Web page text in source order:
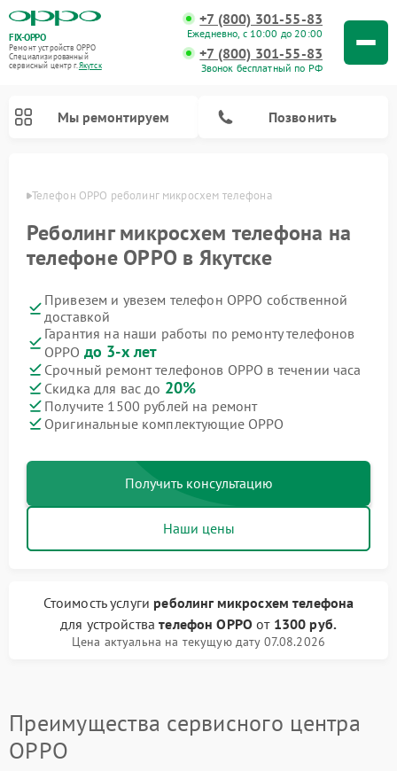
FIX-OPPO
Ремонт устройств OPPO
Специализированный
cервисный центр г.Якутск
+7 (800) 301-55-83
Ежедневно, с 10:00 до 20:00
+7 (800) 301-55-83
Звонок бесплатный по РФ
Мы ремонтируем Позвонить
Телефон OPPO реболинг микросхем телефона
Реболинг микросхем телефона на
телефоне OPPO в Якутске
Привезем и увезем телефон OPPO собственной
доставкой
Гарантия на наши работы по ремонту телефонов
OPPO до 3-х лет
Срочный ремонт телефонов OPPO в течении часа
Скидка для вас до 20%
Получите 1500 рублей на ремонт
Оригинальные комплектующие OPPO
Получить консультацию
Наши цены
Стоимость услуги реболинг микросхем телефона
для устройствателефон OPPO от 1300 руб.
Цена актуальна на текущую дату 07.08.2026
Преимущества сервисного центра
OPPO